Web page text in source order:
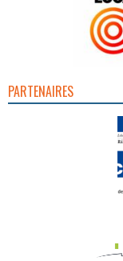
PARTENAIRES